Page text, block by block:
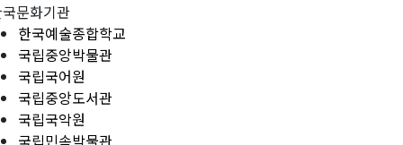
문화기관
한국예술종합학교
국립중앙박물관
국립국어원
국립중앙도서관
국립국악원
국립민속박물관